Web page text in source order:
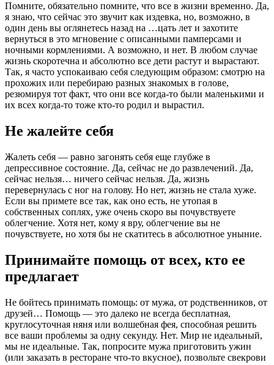
Помните, обязательно помните, что все в жизни временно. Да,
я знаю, что сейчас это звучит как издевка, но, возможно, в
один день вы оглянетесь назад на …цать лет и захотите
вернуться в это мгновение с описанными памперсами и
ночными кормлениями. А возможно, и нет. В любом случае
жизнь скоротечна и абсолютно все дети растут и вырастают.
Так, я часто успокаиваю себя следующим образом: смотрю на
прохожих или перебираю разных знакомых в голове,
резюмируя тот факт, что они все когда-то были маленькими и
их всех когда-то тоже кто-то родил и вырастил.
Не жалейте себя
Жалеть себя — равно загонять себя еще глубже в
депрессивное состояние. Да, сейчас не до развлечений. Да,
сейчас нельзя… ничего сейчас нельзя. Да, жизнь
перевернулась с ног на голову. Но нет, жизнь не стала хуже.
Если вы примете все так, как оно есть, не утопая в
собственных соплях, уже очень скоро вы почувствуете
облегчение. Хотя нет, кому я вру, облегчение вы не
почувствуете, но хотя бы не скатитесь в абсолютное уныние.
Принимайте помощь от всех, кто ее
предлагает
Не бойтесь принимать помощь: от мужа, от родственников, от
друзей… Помощь — это далеко не всегда бесплатная,
круглосуточная няня или волшебная фея, способная решить
все ваши проблемы за одну секунду. Нет. Мир не идеальный,
мы не идеальные. Так, попросите мужа приготовить ужин
(или заказать в ресторане что-то вкусное), позвольте свекрови